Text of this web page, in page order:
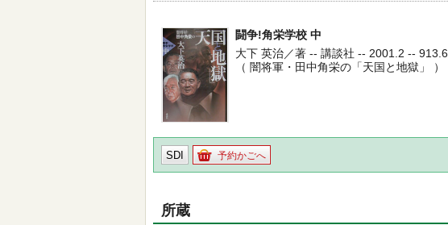
闘争!角栄学校 中
大下 英治／著 -- 講談社 -- 2001.2 -- 913.6
（ 闇将軍・田中角栄の「天国と地獄」 ）
SDI 予約かごへ
所蔵